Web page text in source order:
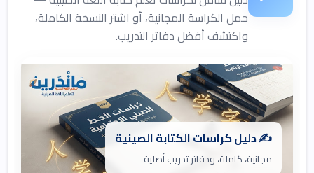
حمل الكراسة المجانية، أو اشتر النسخة الكاملة،
واكتشف أفضل دفاتر التدريب.
✍️ دليل كراسات الكتابة الصينية
مجانية، كاملة، ودفاتر تدريب أصلية